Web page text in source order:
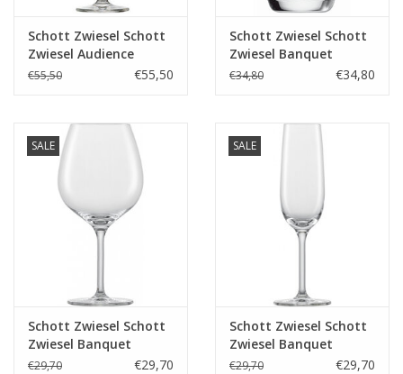
Schott Zwiesel Schott
Zwiesel Audience
Champagneglas met
€55,50 €55,50
Schott Zwiesel Schott
Zwiesel Banquet
Bierbeker 42 - 0.42 Ltr -
€34,80 €34,80
SALE
Schott Zwiesel Schott
Zwiesel Banquet
Bourgogne goblet 140
€29,70 €29,70
SALE
Schott Zwiesel Schott
Zwiesel Banquet
Champagneglas met
€29,70 €29,70